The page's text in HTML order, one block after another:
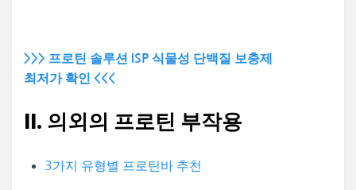
>>> 프로틴 솔루션 ISP 식물성 단백질 보충제
최저가 확인 <<<
II. 의외의 프로틴 부작용
3가지 유형별 프로틴바 추천